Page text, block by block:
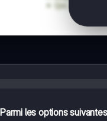
Parmi les options